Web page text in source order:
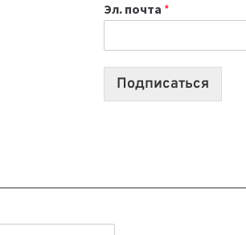
2026:
10
Эл. почта *
Подписаться